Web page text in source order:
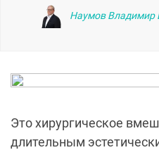
Наумов Владимир
Это хирургическое
длительным